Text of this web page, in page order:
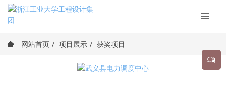
网站首页 项目展示 获奖项目